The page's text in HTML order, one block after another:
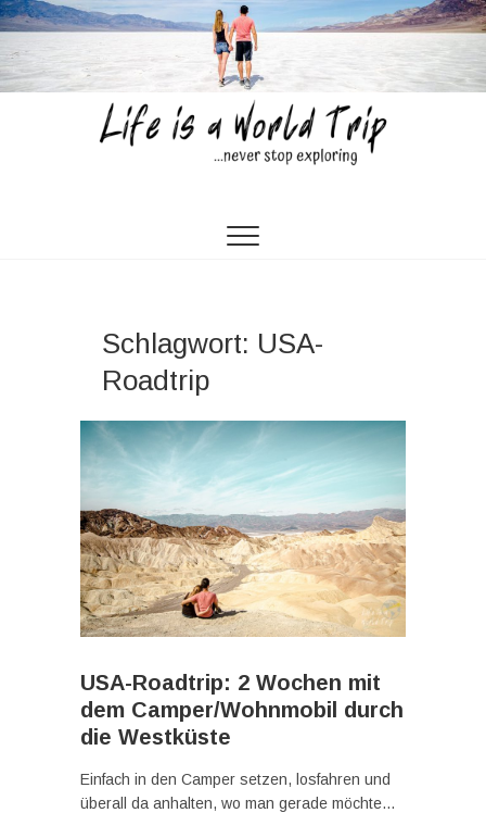
Skip
to
content
Schlagwort: USA-
Roadtrip
USA-Roadtrip: 2 Wochen mit
dem Camper/Wohnmobil durch
die Westküste
Einfach in den Camper setzen, losfahren und
überall da anhalten, wo man gerade möchte…